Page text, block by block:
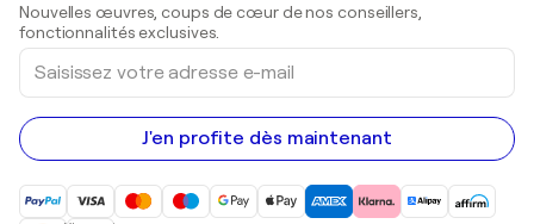
Peintures acryliques
Nouvelles œuvres, coups de cœur de nos conseillers,
fonctionnalités exclusives.
Saisissez
votre
adresse
e-
mail
J'en profite dès maintenant